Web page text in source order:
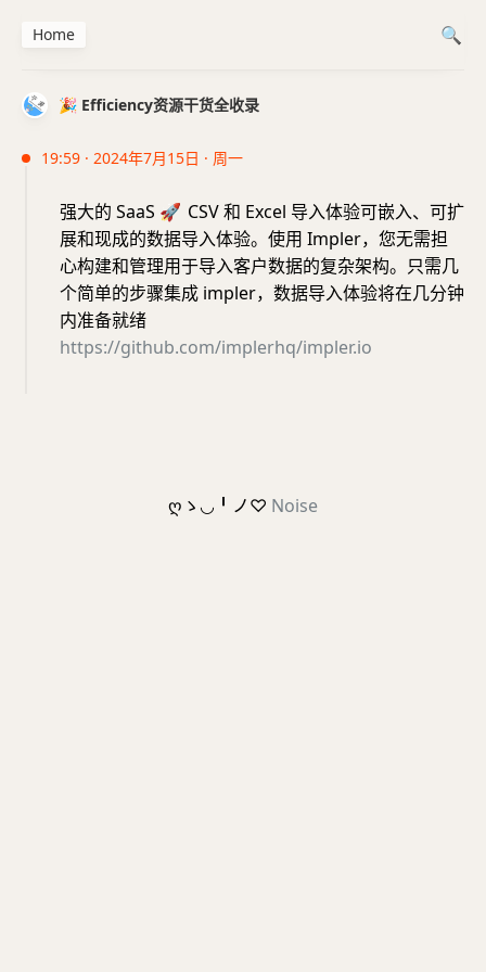
🎉 Efficiency资源干货全收录
19:59 · 2024年7月15日 · 周一
强大的 SaaS 🚀 CSV 和 Excel 导入体验可嵌入、可扩
展和现成的数据导入体验。使用 Impler，您无需担
心构建和管理用于导入客户数据的复杂架构。只需几
个简单的步骤集成 impler，数据导入体验将在几分钟
内准备就绪
https://github.com/implerhq/impler.io
Home
ღゝ◡╹ノ♡ Noise